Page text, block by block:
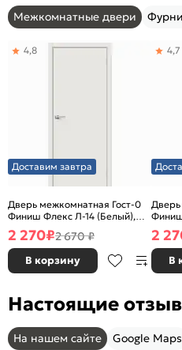
Межкомнатные двери
Доставим завтра
Дверь межкомнатная Гост-0
Финиш Флекс Л-14 (Белый),
глухая, каркасно-щитовая
4,8
2 270₽2 670 ₽
В корзину
4,7
2
В
Настоящие
На нашем сайте Google Maps